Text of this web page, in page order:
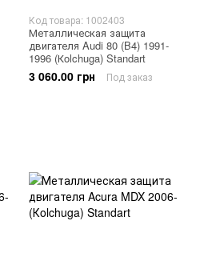
Код товара: 1002403
Металлическая защита
двигателя Audi 80 (B4) 1991-
1996 (Кolchuga) Standart
3 060.00 грн Под заказ